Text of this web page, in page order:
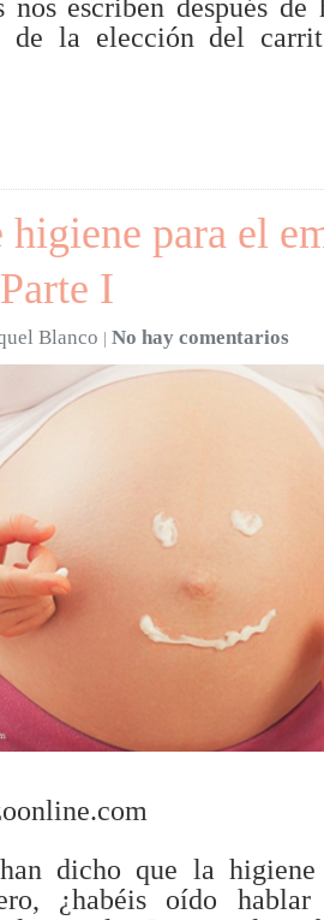
nos escriben después de
de la elección del
higiene para el
I
Blanco | No hay comentarios
dicho que la
¿habéis oído